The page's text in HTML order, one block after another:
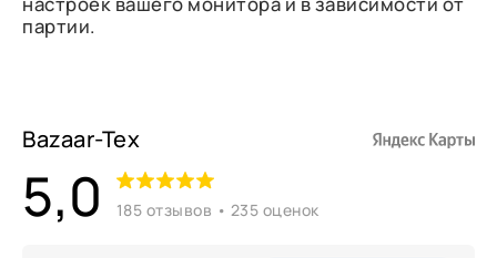
партии.
Bazaar-Tex
5,0 185 отзывов • 235 оценок